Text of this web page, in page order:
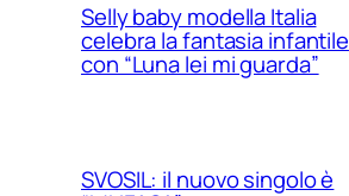
Selly baby modella Italia
celebra la fantasia infantile
con “Luna lei mi guarda”
SVOSIL: il nuovo singolo è